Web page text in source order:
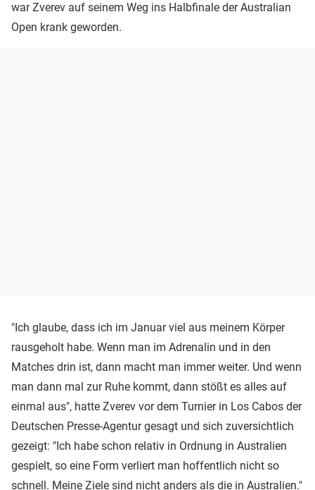
war Zverev auf seinem Weg ins Halbfinale der Australian
Open krank geworden.
"Ich glaube, dass ich im Januar viel aus meinem Körper
rausgeholt habe. Wenn man im Adrenalin und in den
Matches drin ist, dann macht man immer weiter. Und wenn
man dann mal zur Ruhe kommt, dann stößt es alles auf
einmal aus", hatte Zverev vor dem Turnier in Los Cabos der
Deutschen Presse-Agentur gesagt und sich zuversichtlich
gezeigt: "Ich habe schon relativ in Ordnung in Australien
gespielt, so eine Form verliert man hoffentlich nicht so
schnell. Meine Ziele sind nicht anders als die in Australien."